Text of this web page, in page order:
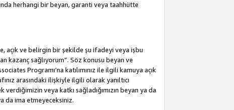
herhangi bir beyan, garanti veya taahhütte
açık ve belirgin bir şekilde şu ifadeyi veya işbu
kazanç sağlıyorum”. Söz konusu beyan ve
Programı’na katılımınız ile ilgili kamuya açık
arasındaki ilişkiyle ilgili olarak yanıltıcı
veya katkı sağladığımızın beyan ya da
da ima etmeyeceksiniz.